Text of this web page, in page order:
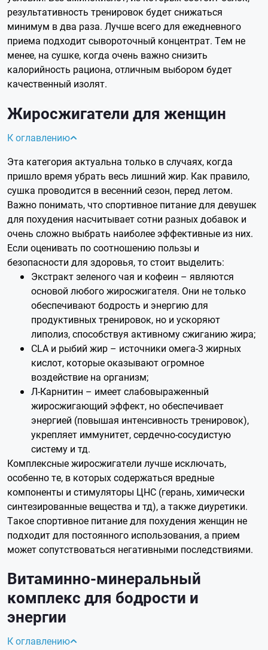
результативность тренировок будет снижаться
минимум в два раза. Лучше всего для ежедневного
приема подходит сывороточный концентрат. Тем не
менее, на сушке, когда очень важно снизить
калорийность рациона, отличным выбором будет
качественный изолят.
Жиросжигатели для женщин
К оглавлению
Эта категория актуальна только в случаях, когда
пришло время убрать весь лишний жир. Как правило,
сушка проводится в весенний сезон, перед летом.
Важно понимать, что спортивное питание для девушек
для похудения насчитывает сотни разных добавок и
очень сложно выбрать наиболее эффективные из них.
Если оценивать по соотношению пользы и
безопасности для здоровья, то стоит выделить:
Экстракт зеленого чая и кофеин – являются
основой любого жиросжигателя. Они не только
обеспечивают бодрость и энергию для
продуктивных тренировок, но и ускоряют
липолиз, способствуя активному сжиганию жира;
CLA и рыбий жир – источники омега-3 жирных
кислот, которые оказывают огромное
воздействие на организм;
Л-Карнитин – имеет слабовыраженный
жиросжигающий эффект, но обеспечивает
энергией (повышая интенсивность тренировок),
укрепляет иммунитет, сердечно-сосудистую
систему и тд.
Комплексные жиросжигатели лучше исключать,
особенно те, в которых содержаться вредные
компоненты и стимуляторы ЦНС (герань, химически
синтезированные вещества и тд), а также диуретики.
Такое спортивное питание для похудения женщин не
подходит для постоянного использования, а прием
может сопутствоваться негативными последствиями.
Витаминно-минеральный
комплекс для бодрости и
энергии
К оглавлению